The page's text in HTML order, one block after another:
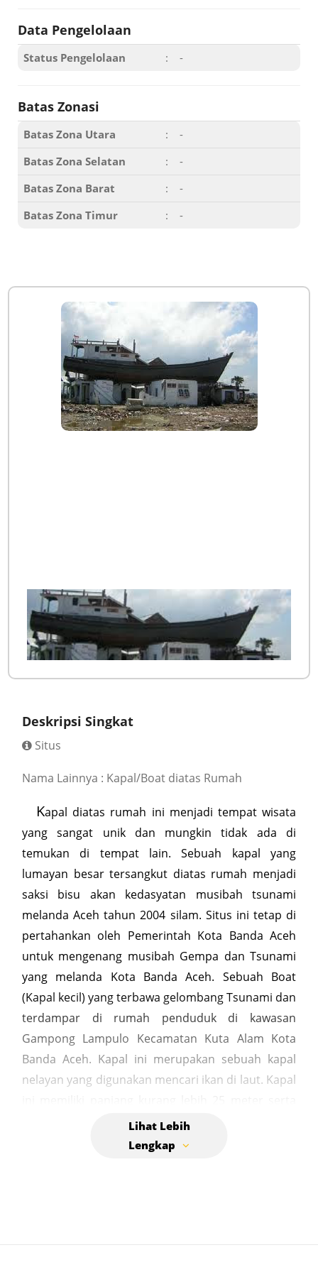
Data Pengelolaan
Status Pengelolaan : -
Batas Zonasi
Batas Zona Utara :
-
Batas Zona Selatan
:
-
Batas Zona Barat
:
-
Batas Zona Timur
: -
Deskripsi Singkat
Situs
Nama Lainnya : Kapal/Boat diatas Rumah
Kapal diatas rumah ini menjadi tempat wisata
yang sangat unik dan mungkin tidak ada di
temukan di tempat lain. Sebuah kapal yang
lumayan besar tersangkut diatas rumah menjadi
saksi bisu akan kedasyatan musibah tsunami
melanda Aceh tahun 2004 silam. Situs ini tetap di
pertahankan oleh Pemerintah Kota Banda Aceh
untuk mengenang musibah Gempa dan Tsunami
yang melanda Kota Banda Aceh. Sebuah Boat
(Kapal kecil) yang terbawa gelombang Tsunami dan
terdampar di rumah penduduk di kawasan
Gampong Lampulo Kecamatan Kuta Alam Kota
Banda Aceh. Kapal ini merupakan sebuah kapal
nelayan yang digunakan mencari ikan di laut. Kapal
memiliki bobot mencapai 65 ton. Kapal tersebut
terhempas oleh dasyatnya gelombang stunami